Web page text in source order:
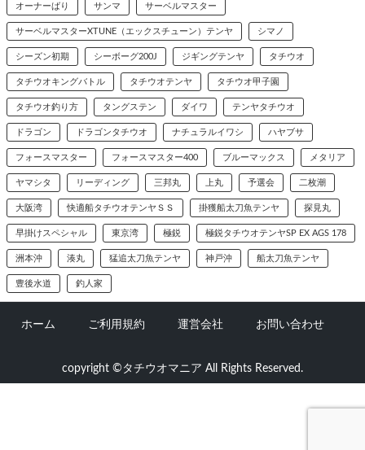
オーナーばり サンマ サーベルマスター
サーベルマスターXTUNE（エックスチューン）テンヤ シマノ
シーズン初期 シーボーグ200J ジギングテンヤ タチウオ
タチウオキングバトル タチウオテンヤ タチウオ甲子園
タチウオ釣り方 タングステン ダイワ テンヤタチウオ
ドラゴン ドラゴンタチウオ ナチュラルイワシ ハヤブサ
フォースマスター フォースマスター400 ブルーマックス メタリア
ヤマシタ リーディング 三邦丸 上丸 予選会 二枚潮
大阪湾 快適船タチウオテンヤＳＳ 掛獲船太刀魚テンヤ 探見丸
早掛けスペシャル 東京湾 極鋭 極鋭タチウオテンヤSP EX AGS 178
洲本沖 湊丸 猛追太刀魚テンヤ 神戸沖 船太刀魚テンヤ
豊後水道 釣人家
ホーム ご利用規約 運営会社 お問い合わせ
copyright ©タチウオマニア All Rights Reserved.